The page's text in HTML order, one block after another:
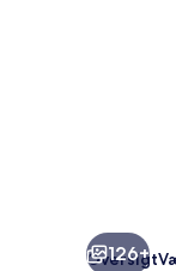
126+
Oversigt